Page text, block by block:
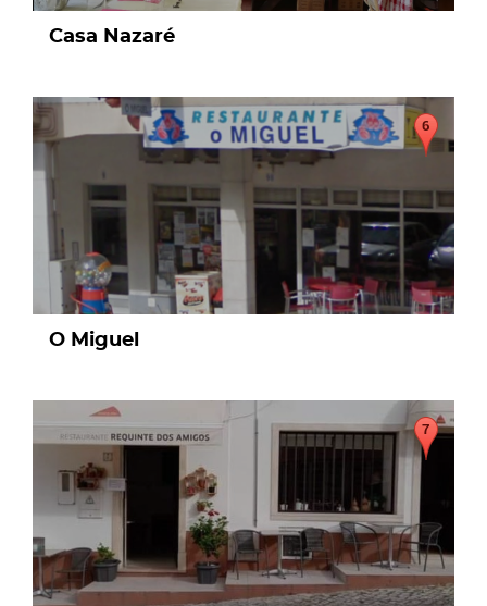
Casa Nazaré
page
O Miguel
page